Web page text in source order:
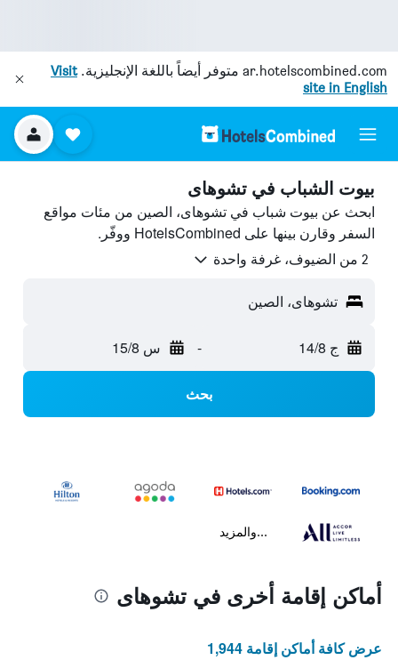
ar.hotelscombined.com متوفر أيضاً باللغة الإنجليزية.Visit
site in English
بيوت الشباب في تشوهاى
ابحث عن بيوت شباب في تشوهاى، الصين من مئات مواقع
السفر وقارن بينها على HotelsCombined ووفّر.
2 من الضيوف، غرفة واحدة
تشوهاى، الصين
ج 14/8 - س 15/8
بحث
...والمزيد
أماكن إقامة أخرى في تشوهاى
عرض كافة أماكن إقامة 1,944